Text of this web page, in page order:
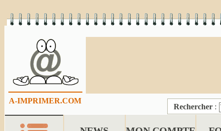
A-IMPRIMER.COM
Rechercher :